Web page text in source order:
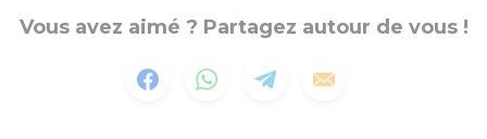
Vous avez aimé ? Partagez autour de vous !